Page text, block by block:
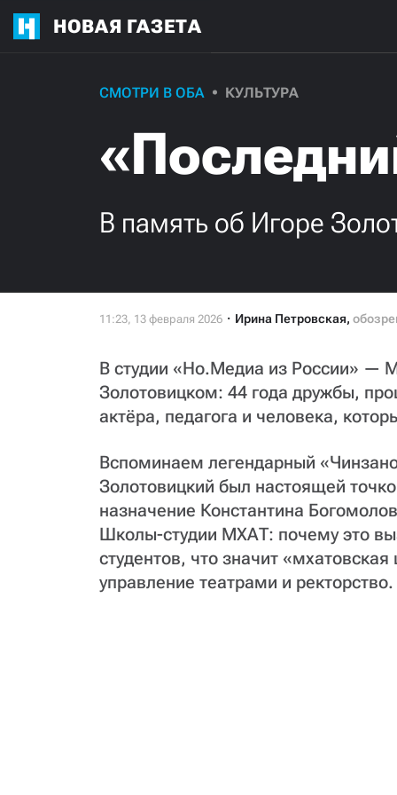
НОВАЯ ГАЗЕТА
СМОТРИ В ОБА КУЛЬТУРА
В память об Игоре
Ирина Петровская,
В студии «Но.Медиа из России» —
Золотовицком: 44 года дружбы,
актёра, педагога и человека,
Вспоминаем легендарный
Золотовицкий был настоящей
назначение Константина
Школы-студии МХАТ: почему это
студентов, что значит
управление театрами и ректорство.